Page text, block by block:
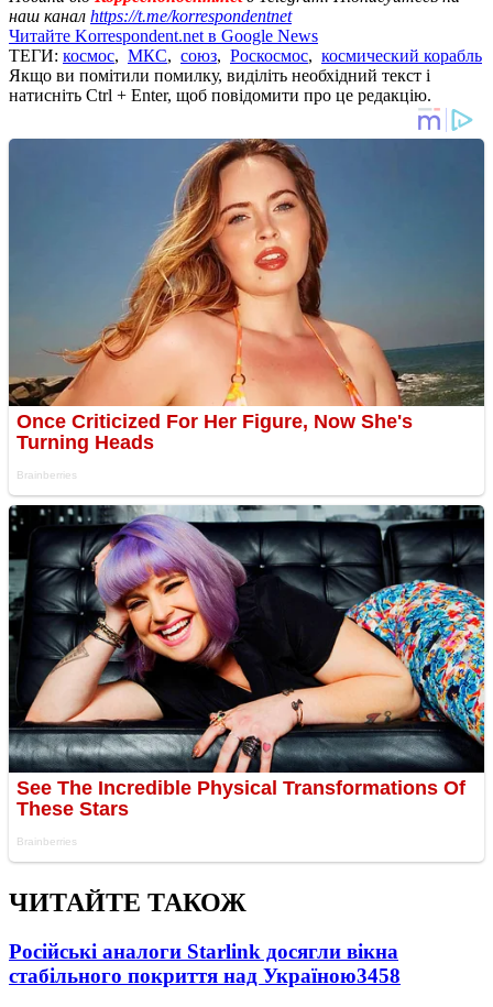
наш канал https://t.me/korrespondentnet
Читайте Korrespondent.net в Google News
ТЕГИ: космос, МКС, союз, Роскосмос, космический корабль
Якщо ви помітили помилку, виділіть необхідний текст і
натисніть Ctrl + Enter, щоб повідомити про це редакцію.
ЧИТАЙТЕ ТАКОЖ
Російські аналоги Starlink досягли вікна
стабільного покриття над Україною3458